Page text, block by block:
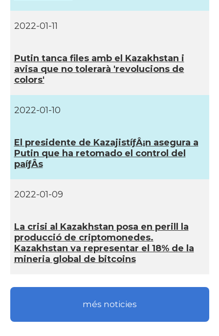
2022-01-11
Putin tanca files amb el Kazakhstan i
avisa que no tolerarà 'revolucions de
colors'
2022-01-10
El presidente de KazajistíƒÂ¡n asegura a
Putin que ha retomado el control del
paíƒÂ­s
2022-01-09
La crisi al Kazakhstan posa en perill la
producció de criptomonedes.
Kazakhstan va representar el 18% de la
mineria global de bitcoins
més noticies